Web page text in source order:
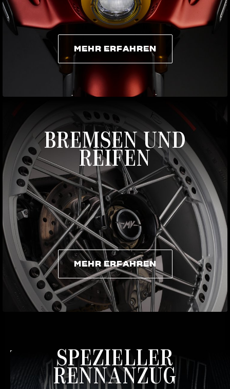
MEHR ERFAHREN
MEHR ERFAHREN
BREMSEN UND
REIFEN
MEHR ERFAHREN
MEHR ERFAHREN
SPEZIELLER
RENNANZUG